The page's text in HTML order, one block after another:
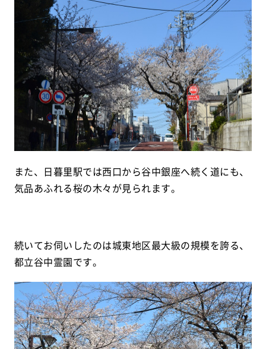
また、日暮里駅では西口から谷中銀座へ続く道にも、
気品あふれる桜の木々が見られます。
続いてお伺いしたのは城東地区最大級の規模を誇る、
都立谷中霊園です。